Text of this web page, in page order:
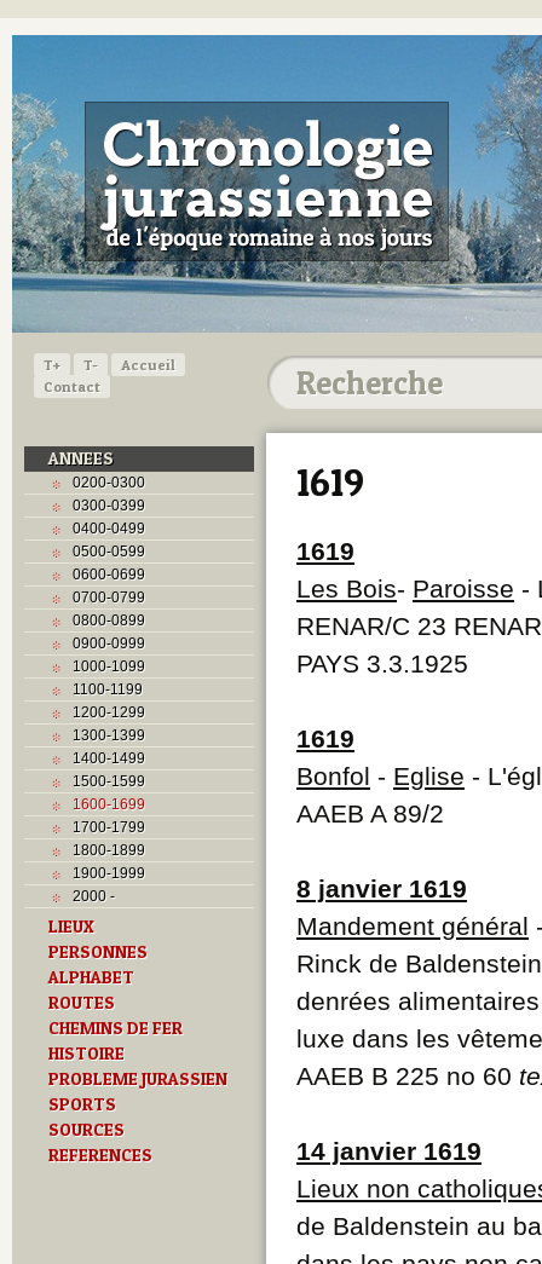
T+ T-
Accueil
Contact
ANNEES
0200-0300
0300-0399
0400-0499
0500-0599
0600-0699
0700-0799
0800-0899
0900-0999
1000-1099
1100-1199
1200-1299
1300-1399
1400-1499
1500-1599
1600-1699
1700-1799
1800-1899
1900-1999
2000 -
LIEUX
PERSONNES
ALPHABET
ROUTES
CHEMINS DE FER
HISTOIRE
PROBLEME JURASSIEN
SPORTS
SOURCES
REFERENCES
1619
1619
Les Bois- Paroisse -
RENAR/C 23
PAYS 3.3.1925
1619
Bonfol - Eglise -
AAEB A 89/2
8 janvier 1619
Mandement général
Rinck de
denrées
luxe dans les
AAEB B 225 no 60
14 janvier 1619
Lieux non
de Baldenstein au